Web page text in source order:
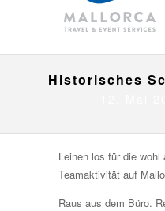
Historisches
Leinen los für die
Teamaktivität auf
Raus aus dem Büro.